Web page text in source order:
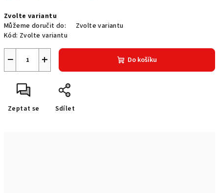
cena:
Zvolte variantu
Můžeme doručit do:
Zvolte variantu
Kód: Zvolte variantu
+
− Do košíku
Zeptat se Sdílet